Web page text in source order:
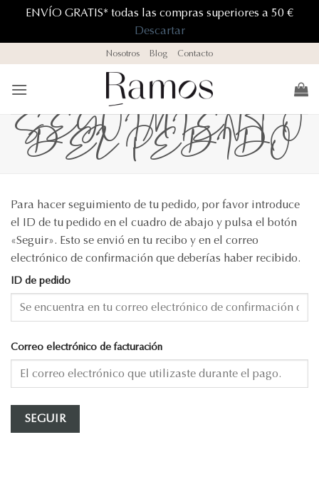
ENVÍO GRATIS* todas las compras superiores a 50 €
Descartar
al
contenido
Nosotros Blog Contacto
SEGUIMIENTO
DEL PEDIDO
Para hacer seguimiento de tu pedido, por favor introduce
el ID de tu pedido en el cuadro de abajo y pulsa el botón
«Seguir». Esto se envió en tu recibo y en el correo
electrónico de confirmación que deberías haber recibido.
ID de pedido
Correo electrónico de facturación
SEGUIR